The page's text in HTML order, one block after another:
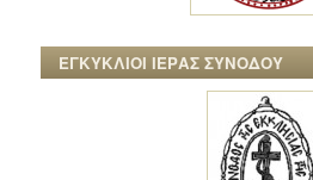
ΕΓΚΥΚΛΙΟΙ ΙΕΡΑΣ ΣΥΝΟΔΟΥ